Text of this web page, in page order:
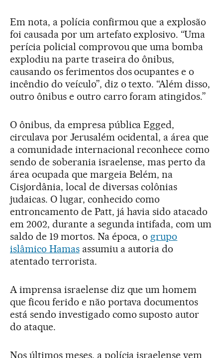
Em nota, a polícia confirmou que a explosão
foi causada por um artefato explosivo. “Uma
perícia policial comprovou que uma bomba
explodiu na parte traseira do ônibus,
causando os ferimentos dos ocupantes e o
incêndio do veículo”, diz o texto. “Além disso,
outro ônibus e outro carro foram atingidos.”
O ônibus, da empresa pública Egged,
circulava por Jerusalém ocidental, a área que
a comunidade internacional reconhece como
sendo de soberania israelense, mas perto da
área ocupada que margeia Belém, na
Cisjordânia, local de diversas colônias
judaicas. O lugar, conhecido como
entroncamento de Patt, já havia sido atacado
em 2002, durante a segunda intifada, com um
saldo de 19 mortos. Na época, o grupo
islâmico Hamasassumiu a autoria do
atentado terrorista.
A imprensa israelense diz que um homem
que ficou ferido e não portava documentos
está sendo investigado como suposto autor
do ataque.
Nos últimos meses, a polícia israelense vem